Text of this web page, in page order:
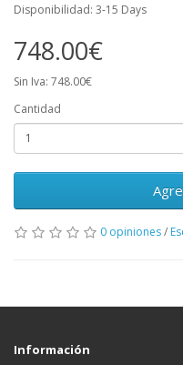
Disponibilidad: 3-15 Days
748.00€
Sin Iva: 748.00€
Cantidad
0 opiniones/
Información